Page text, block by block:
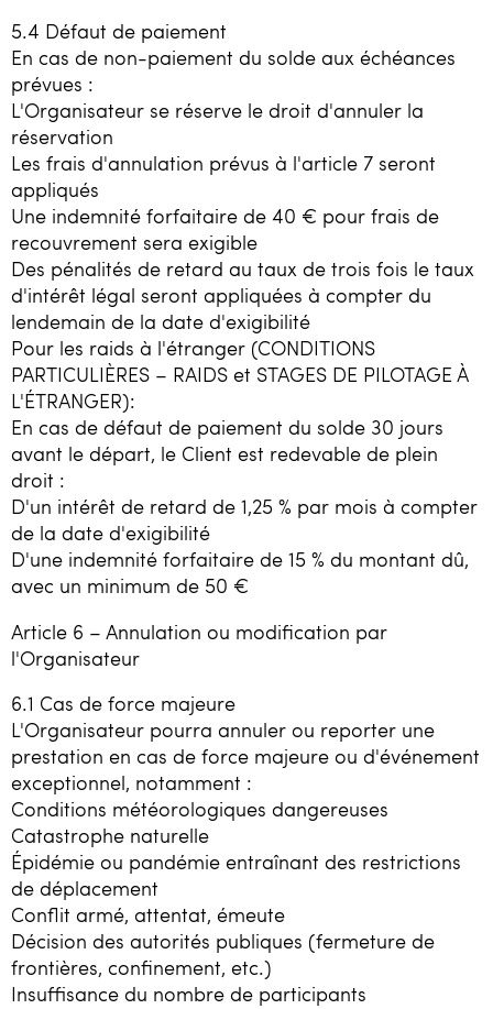
5.4 Défaut de paiement
En cas de non-paiement du solde aux échéances
prévues :
L'Organisateur se réserve le droit d'annuler la
réservation
Les frais d'annulation prévus à l'article 7 seront
appliqués
Une indemnité forfaitaire de 40 € pour frais de
recouvrement sera exigible
Des pénalités de retard au taux de trois fois le taux
d'intérêt légal seront appliquées à compter du
lendemain de la date d'exigibilité
Pour les raids à l'étranger (CONDITIONS
PARTICULIÈRES – RAIDS et STAGES DE PILOTAGE À
L'ÉTRANGER):
En cas de défaut de paiement du solde 30 jours
avant le départ, le Client est redevable de plein
droit :
D'un intérêt de retard de 1,25 % par mois à compter
de la date d'exigibilité
D'une indemnité forfaitaire de 15 % du montant dû,
avec un minimum de 50 €
Article 6 – Annulation ou modification par
l'Organisateur
6.1 Cas de force majeure
L'Organisateur pourra annuler ou reporter une
prestation en cas de force majeure ou d'événement
exceptionnel, notamment :
Conditions météorologiques dangereuses
Catastrophe naturelle
Épidémie ou pandémie entraînant des restrictions
de déplacement
Conflit armé, attentat, émeute
Décision des autorités publiques (fermeture de
frontières, confinement, etc.)
Insuffisance du nombre de participants